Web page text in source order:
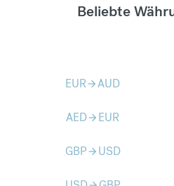
Beliebte
EURarrow_forwardAUD
AEDarrow_forward EUR
GBParrow_forward USD